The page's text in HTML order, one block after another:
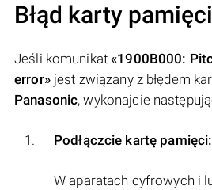
Błąd karty pamięci
Jeśli komunikat«1900B000:
error»jest związany z błędem
Panasonic, wykonajcie
Podłączcie kartę pamięci:
W aparatach cyfrowych i